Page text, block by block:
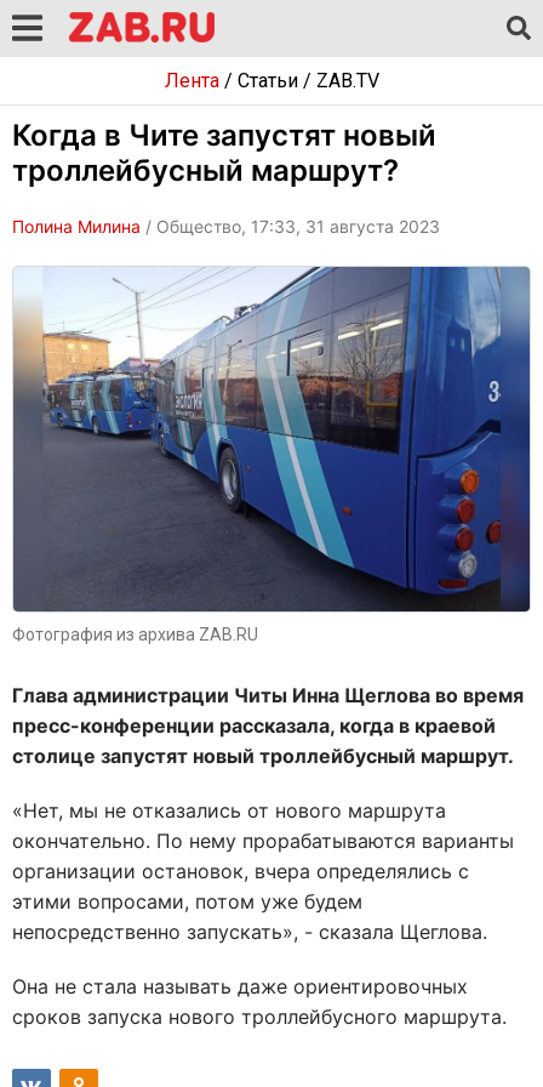
Лента/ Статьи/ ZAB.TV
Когда в Чите запустят новый
троллейбусный маршрут?
Полина Милина / Общество, 17:33, 31 августа 2023
Фотография из архива ZAB.RU
Глава администрации Читы Инна Щеглова во время
пресс-конференции рассказала, когда в краевой
столице запустят новый троллейбусный маршрут.
«Нет, мы не отказались от нового маршрута
окончательно. По нему прорабатываются варианты
организации остановок, вчера определялись с
этими вопросами, потом уже будем
непосредственно запускать», - сказала Щеглова.
Она не стала называть даже ориентировочных
сроков запуска нового троллейбусного маршрута.